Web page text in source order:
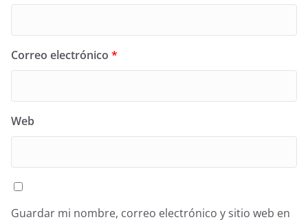
Correo electrónico *
Web
Guardar mi nombre, correo electrónico y sitio web en